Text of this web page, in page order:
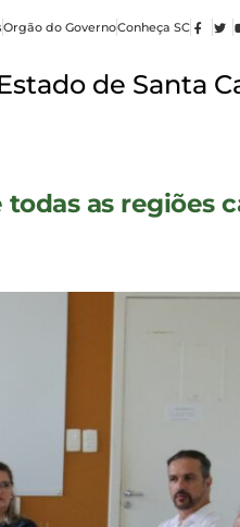
Orgão do GovernoConheça SC
de Santa
as regiões